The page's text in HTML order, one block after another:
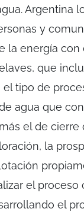
Argentina
y
la energía
que
tipo de
agua que
el de
la
el
el